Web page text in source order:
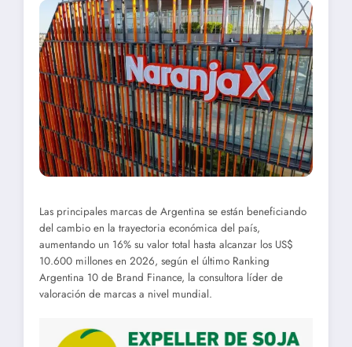
Las principales marcas de Argentina se están beneficiando
del cambio en la trayectoria económica del país,
aumentando un 16% su valor total hasta alcanzar los US$
10.600 millones en 2026, según el último Ranking
Argentina 10 de Brand Finance, la consultora líder de
valoración de marcas a nivel mundial.